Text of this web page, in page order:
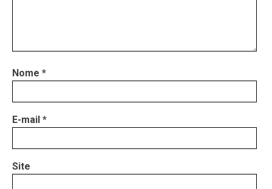
Nome *
E-mail *
Site